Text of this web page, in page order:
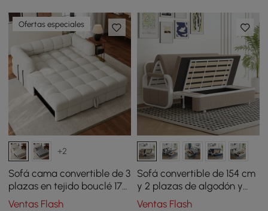
Ofertas especiales
+2
Sofá cama convertible de 3
plazas en tejido bouclé 170
cm
Ventas Flash
Sofá convertible de 154 cm
y 2 plazas de algodón y
lino con almacenamiento
Ventas Flash